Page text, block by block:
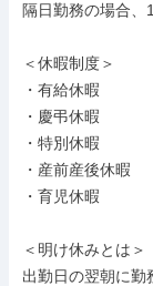
隔日勤務の場合、
＜休暇制度＞
・有給休暇
・慶弔休暇
・特別休暇
・産前産後休暇
・育児休暇
＜明け休みとは＞
出勤日の翌朝に勤